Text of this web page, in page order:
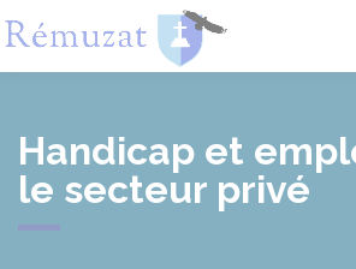
Handicap et
le secteur privé